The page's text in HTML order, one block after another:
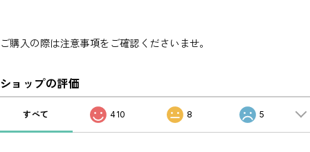
ご購入の際は注意事項をご確認くださいませ。
ショップの評価
すべて 410 8 5